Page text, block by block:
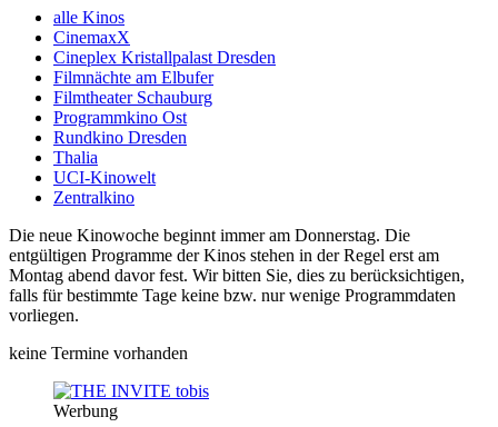
alle Kinos
CinemaxX
Cineplex Kristallpalast Dresden
Filmnächte am Elbufer
Filmtheater Schauburg
Programmkino Ost
Rundkino Dresden
Thalia
UCI-Kinowelt
Zentralkino
Die neue Kinowoche beginnt immer am Donnerstag. Die
entgültigen Programme der Kinos stehen in der Regel erst am
Montag abend davor fest. Wir bitten Sie, dies zu berücksichtigen,
falls für bestimmte Tage keine bzw. nur wenige Programmdaten
vorliegen.
keine Termine vorhanden
Werbung